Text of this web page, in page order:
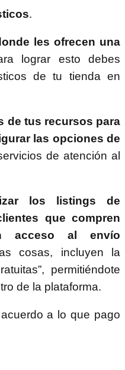
.
les ofrecen una
lograr esto debes
de tu tienda en
de tus recursos para
las opciones de
de atención al
los listings de
que compren
acceso al envío
cosas, incluyen la
permitiéndote
de la plataforma.
a lo que pago